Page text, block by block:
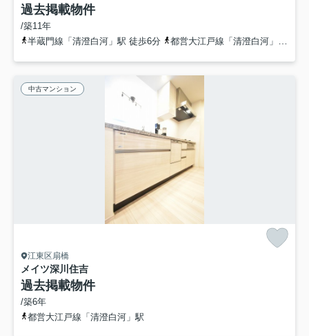
過去掲載物件
/築11年
半蔵門線「清澄白河」駅 徒歩6分
都営大江戸線「清澄白河」駅
中古マンション
江東区扇橋
メイツ深川住吉
過去掲載物件
/築6年
都営大江戸線「清澄白河」駅